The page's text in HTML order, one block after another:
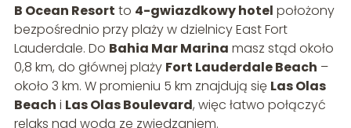
B Ocean Resort to 4-gwiazdkowy hotel położony
bezpośrednio przy plaży w dzielnicy East Fort
Lauderdale. Do Bahia Mar Marina masz stąd około
0,8 km, do głównej plaży Fort Lauderdale Beach –
około 3 km. W promieniu 5 km znajdują się Las Olas
Beach i Las Olas Boulevard, więc łatwo połączyć
relaks nad wodą ze zwiedzaniem.